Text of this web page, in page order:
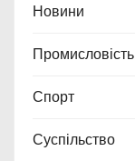
Новини
Промисловість
Спорт
Суспільство